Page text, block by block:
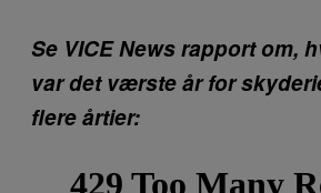
Se VICE News rapport om,
var det værste år for
flere årtier: